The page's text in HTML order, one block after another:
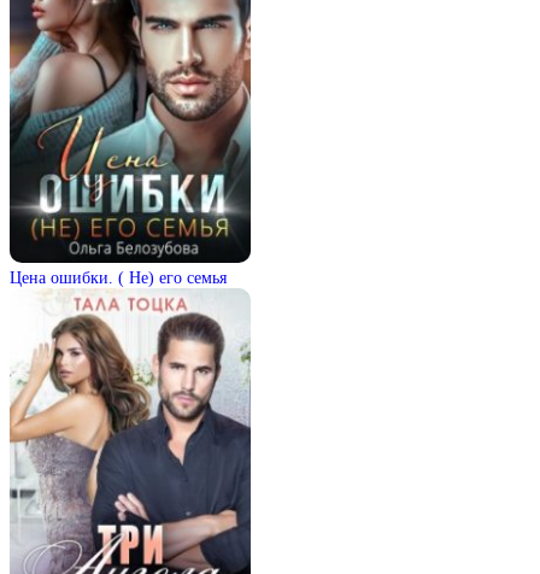
Цена ошибки. ( Не) его семья